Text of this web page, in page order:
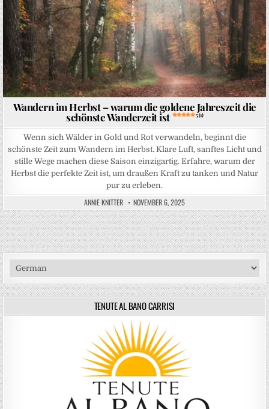
Wandern im Herbst – warum die goldene Jahreszeit die
schönste Wanderzeit ist 5 (1)
Wenn sich Wälder in Gold und Rot verwandeln, beginnt die
schönste Zeit zum Wandern im Herbst. Klare Luft, sanftes Licht und
stille Wege machen diese Saison einzigartig. Erfahre, warum der
Herbst die perfekte Zeit ist, um draußen Kraft zu tanken und Natur
pur zu erleben.
ANNIE KNITTER NOVEMBER 6, 2025
TENUTE AL BANO CARRISI